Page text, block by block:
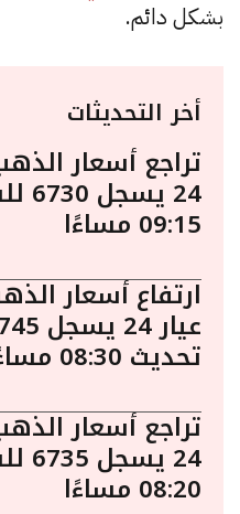
بشكل دائم.
أخر التحديثات
تراجع أسعار
09:15 مساءًا
ارتفاع أسعار
تحديث 08:30 مساءًا
تراجع أسعار
08:20 مساءًا